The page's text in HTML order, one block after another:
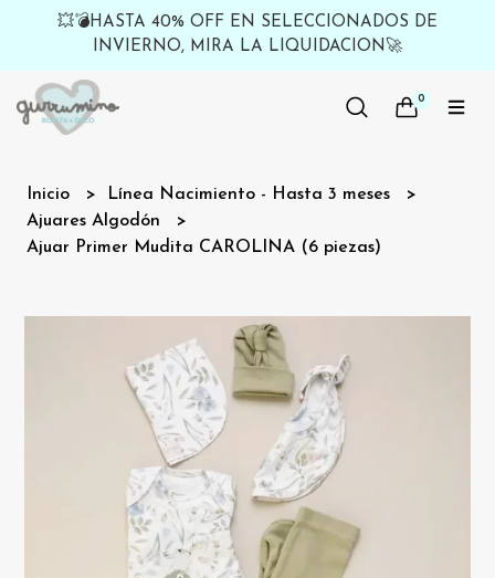
💥💣HASTA 40% OFF EN SELECCIONADOS DE
INVIERNO, MIRA LA LIQUIDACION🚀
0
Inicio
Línea Nacimiento - Hasta 3 meses
Ajuares Algodón
Ajuar Primer Mudita CAROLINA (6 piezas)